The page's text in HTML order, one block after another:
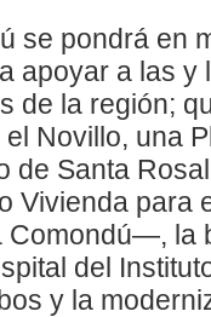
se pondrá en
apoyar a las y
de la región;
Novillo, una
de Santa
Vivienda
Comondú—, la
del
y la